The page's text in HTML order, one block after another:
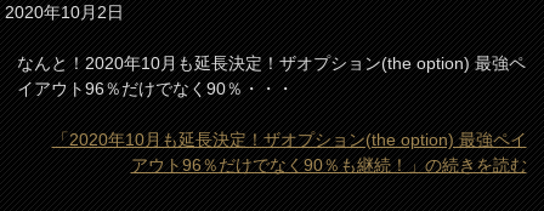
2020年10月2日
なんと！2020年10月も延長決定！ザオプション(the option) 最強ペ
イアウト96％だけでなく90％・・・
「2020年10月も延長決定！ザオプション(the option) 最強ペイ
アウト96％だけでなく90％も継続！」の続きを読む